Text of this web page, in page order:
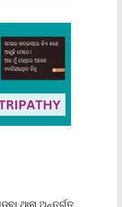
ଥାନା ଅନ୍ତର୍ଗତ